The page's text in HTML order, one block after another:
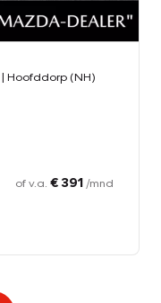
| Hoofddorp (NH)
of v.a. € 391 /mnd